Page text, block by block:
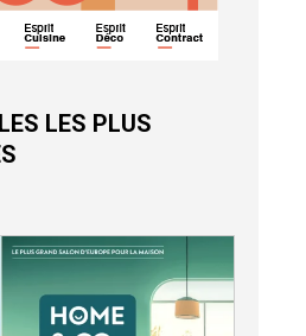
LES PLUS